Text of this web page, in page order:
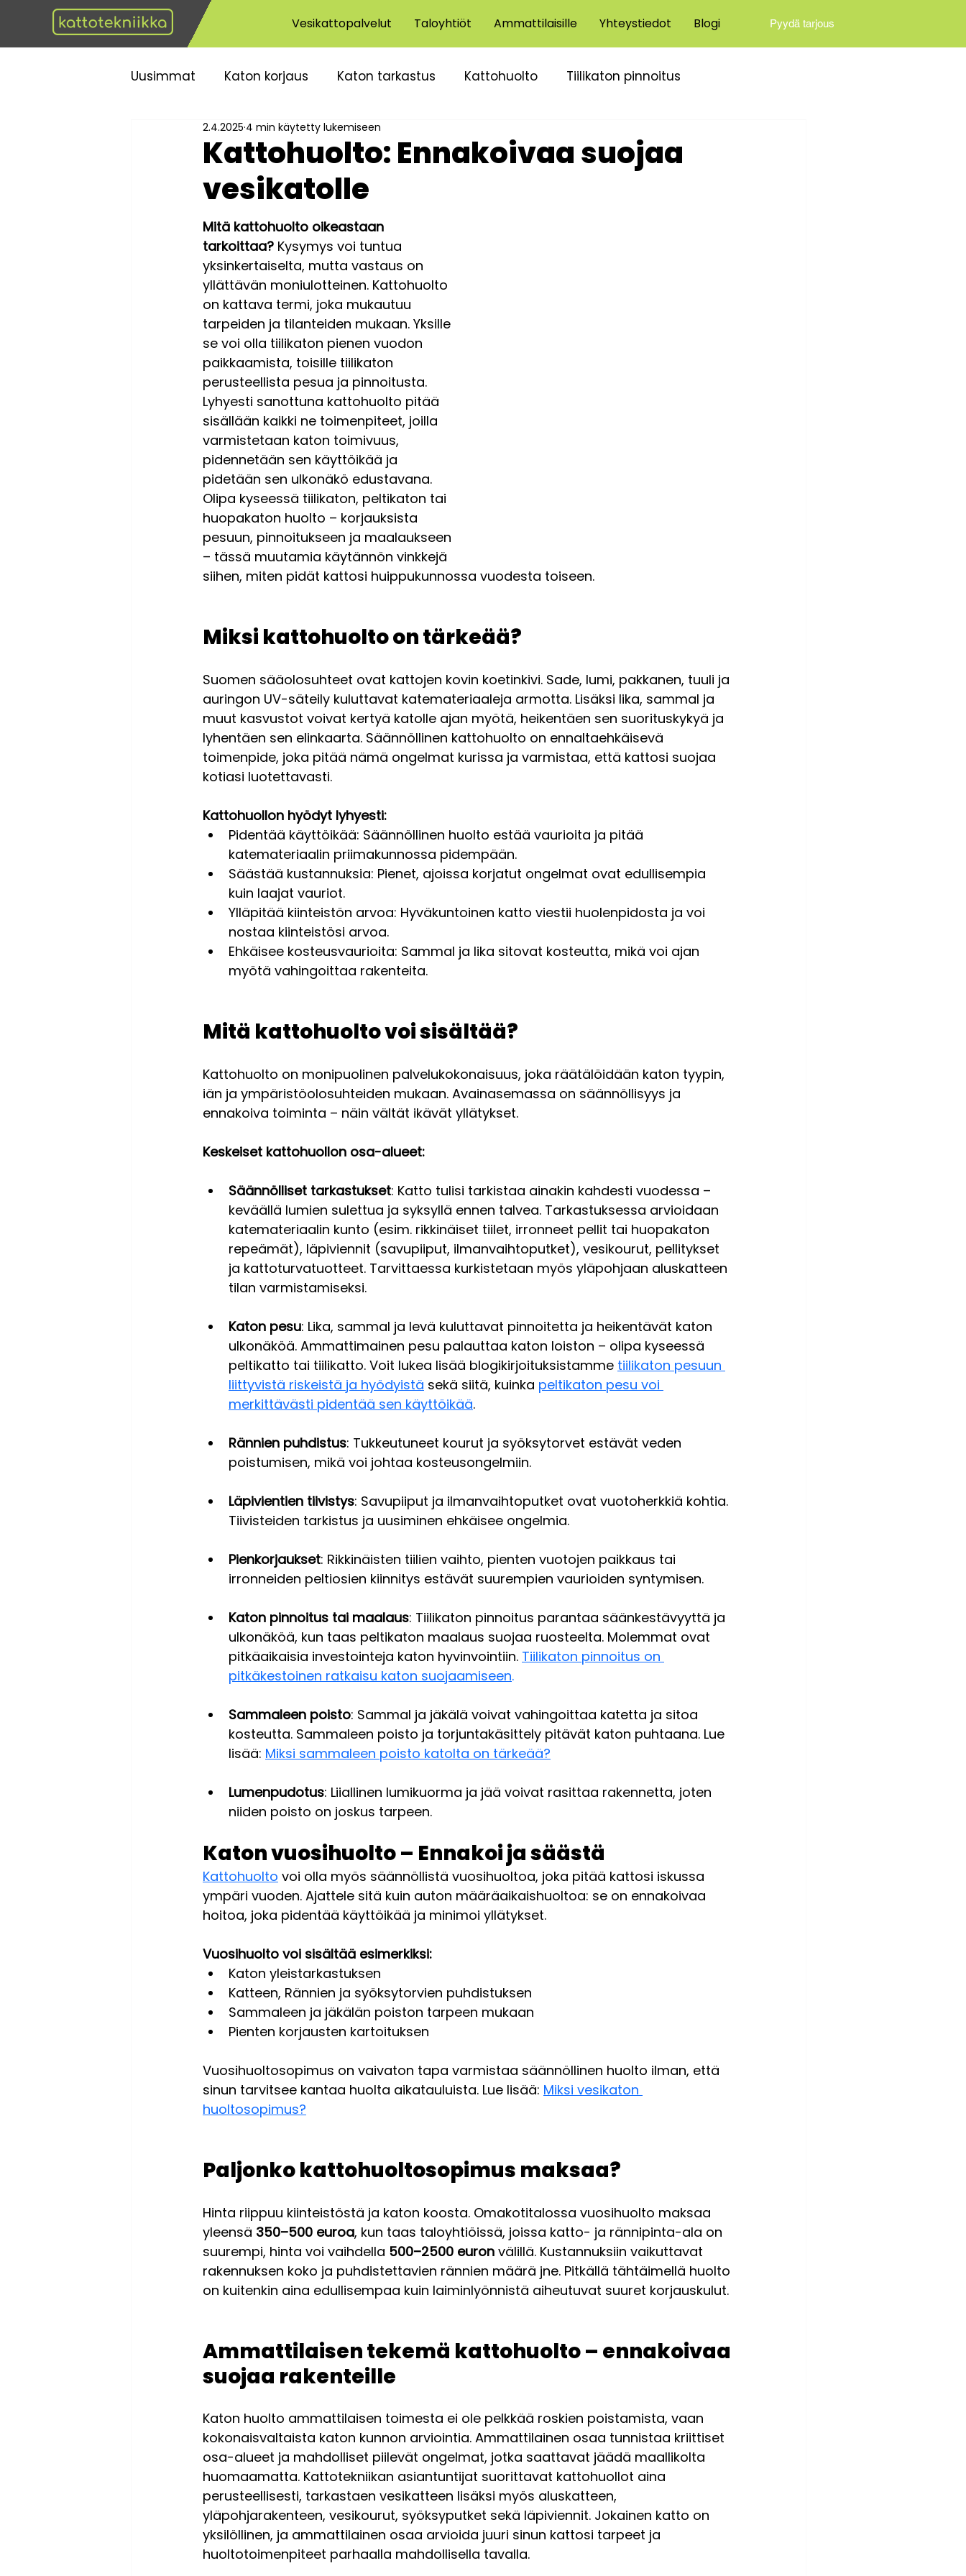
Vesikattopalvelut Taloyhtiöt Ammattilaisille Yhteystiedot Blogi Pyydä tarjous
Uusimmat Katon korjaus Katon tarkastus Kattohuolto Tiilikaton pinnoitus
Kattoturvallisuus Sammaleen poisto katolta
Kattohuolto: Ennakoivaa suojaa
vesikatolle
2.4.2025 4 min käytetty lukemiseen
Mitä kattohuolto oikeastaan
tarkoittaa? Kysymys voi tuntua
yksinkertaiselta, mutta vastaus on
yllättävän moniulotteinen. Kattohuolto
on kattava termi, joka mukautuu
tarpeiden ja tilanteiden mukaan. Yksille
se voi olla tiilikaton pienen vuodon
paikkaamista, toisille tiilikaton
perusteellista pesua ja pinnoitusta.
Lyhyesti sanottuna kattohuolto pitää
sisällään kaikki ne toimenpiteet, joilla
varmistetaan katon toimivuus,
pidennetään sen käyttöikää ja
pidetään sen ulkonäkö edustavana.
Olipa kyseessä tiilikaton, peltikaton tai
huopakaton huolto – korjauksista
pesuun, pinnoitukseen ja maalaukseen
– tässä muutamia käytännön vinkkejä
siihen, miten pidät kattosi huippukunnossa vuodesta toiseen.
Miksi kattohuolto on tärkeää?
Suomen sääolosuhteet ovat kattojen kovin koetinkivi. Sade, lumi, pakkanen, tuuli ja
auringon UV-säteily kuluttavat katemateriaaleja armotta. Lisäksi lika, sammal ja
muut kasvustot voivat kertyä katolle ajan myötä, heikentäen sen suorituskykyä ja
lyhentäen sen elinkaarta. Säännöllinen kattohuolto on ennaltaehkäisevä
toimenpide, joka pitää nämä ongelmat kurissa ja varmistaa, että kattosi suojaa
kotiasi luotettavasti.
Kattohuollon hyödyt lyhyesti:
Pidentää käyttöikää: Säännöllinen huolto estää vaurioita ja pitää
katemateriaalin priimakunnossa pidempään.
Säästää kustannuksia: Pienet, ajoissa korjatut ongelmat ovat edullisempia
kuin laajat vauriot.
Ylläpitää kiinteistön arvoa: Hyväkuntoinen katto viestii huolenpidosta ja voi
nostaa kiinteistösi arvoa.
Ehkäisee kosteusvaurioita: Sammal ja lika sitovat kosteutta, mikä voi ajan
myötä vahingoittaa rakenteita.
Mitä kattohuolto voi sisältää?
Kattohuolto on monipuolinen palvelukokonaisuus, joka räätälöidään katon tyypin,
iän ja ympäristöolosuhteiden mukaan. Avainasemassa on säännöllisyys ja
ennakoiva toiminta – näin vältät ikävät yllätykset.
Keskeiset kattohuollon osa-alueet:
Säännölliset tarkastukset: Katto tulisi tarkistaa ainakin kahdesti vuodessa –
keväällä lumien sulettua ja syksyllä ennen talvea. Tarkastuksessa arvioidaan
katemateriaalin kunto (esim. rikkinäiset tiilet, irronneet pellit tai huopakaton
repeämät), läpiviennit (savupiiput, ilmanvaihtoputket), vesikourut, pellitykset
ja kattoturvatuotteet. Tarvittaessa kurkistetaan myös yläpohjaan aluskatteen
tilan varmistamiseksi.
Katon pesu: Lika, sammal ja levä kuluttavat pinnoitetta ja heikentävät katon
ulkonäköä. Ammattimainen pesu palauttaa katon loiston – olipa kyseessä
peltikatto tai tiilikatto. Voit lukea lisää blogikirjoituksistamme tiilikaton pesuun
liittyvistä riskeistä ja hyödyistä sekä siitä, kuinka peltikaton pesu voi
merkittävästi pidentää sen käyttöikää.
Rännien puhdistus: Tukkeutuneet kourut ja syöksytorvet estävät veden
poistumisen, mikä voi johtaa kosteusongelmiin.
Läpivientien tiivistys: Savupiiput ja ilmanvaihtoputket ovat vuotoherkkiä kohtia.
Tiivisteiden tarkistus ja uusiminen ehkäisee ongelmia.
Pienkorjaukset: Rikkinäisten tiilien vaihto, pienten vuotojen paikkaus tai
irronneiden peltiosien kiinnitys estävät suurempien vaurioiden syntymisen.
Katon pinnoitus tai maalaus: Tiilikaton pinnoitus parantaa säänkestävyyttä ja
ulkonäköä, kun taas peltikaton maalaus suojaa ruosteelta. Molemmat ovat
pitkäaikaisia investointeja katon hyvinvointiin. Tiilikaton pinnoitus on
pitkäkestoinen ratkaisu katon suojaamiseen.
Sammaleen poisto: Sammal ja jäkälä voivat vahingoittaa katetta ja sitoa
kosteutta. Sammaleen poisto ja torjuntakäsittely pitävät katon puhtaana. Lue
lisää: Miksi sammaleen poisto katolta on tärkeää?
Lumenpudotus: Liiallinen lumikuorma ja jää voivat rasittaa rakennetta, joten
niiden poisto on joskus tarpeen.
Katon vuosihuolto – Ennakoi ja säästä
Kattohuolto voi olla myös säännöllistä vuosihuoltoa, joka pitää kattosi iskussa
ympäri vuoden. Ajattele sitä kuin auton määräaikaishuoltoa: se on ennakoivaa
hoitoa, joka pidentää käyttöikää ja minimoi yllätykset.
Vuosihuolto voi sisältää esimerkiksi:
Katon yleistarkastuksen
Katteen, Rännien ja syöksytorvien puhdistuksen
Sammaleen ja jäkälän poiston tarpeen mukaan
Pienten korjausten kartoituksen
Vuosihuoltosopimus on vaivaton tapa varmistaa säännöllinen huolto ilman, että
sinun tarvitsee kantaa huolta aikatauluista. Lue lisää: Miksi vesikaton
huoltosopimus?
Paljonko kattohuoltosopimus maksaa?
Hinta riippuu kiinteistöstä ja katon koosta. Omakotitalossa vuosihuolto maksaa
yleensä 350–500 euroa, kun taas taloyhtiöissä, joissa katto- ja rännipinta-ala on
suurempi, hinta voi vaihdella 500–2500 euron välillä. Kustannuksiin vaikuttavat
rakennuksen koko ja puhdistettavien rännien määrä jne. Pitkällä tähtäimellä huolto
on kuitenkin aina edullisempaa kuin laiminlyönnistä aiheutuvat suuret korjauskulut.
Ammattilaisen tekemä kattohuolto – ennakoivaa
suojaa rakenteille
Katon huolto ammattilaisen toimesta ei ole pelkkää roskien poistamista, vaan
kokonaisvaltaista katon kunnon arviointia. Ammattilainen osaa tunnistaa kriittiset
osa-alueet ja mahdolliset piilevät ongelmat, jotka saattavat jäädä maallikolta
huomaamatta. Kattotekniikan asiantuntijat suorittavat kattohuollot aina
perusteellisesti, tarkastaen vesikatteen lisäksi myös aluskatteen,
yläpohjarakenteen, vesikourut, syöksyputket sekä läpiviennit. Jokainen katto on
yksilöllinen, ja ammattilainen osaa arvioida juuri sinun kattosi tarpeet ja
huoltotoimenpiteet parhaalla mahdollisella tavalla.